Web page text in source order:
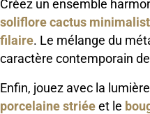
Créez un ensemble
soliflore cactus
filaire. Le mélange du
caractère contemporain
Enfin, jouez avec la
porcelaine striéeet le